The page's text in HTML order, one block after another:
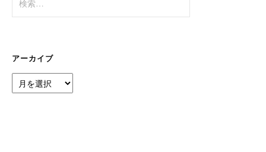
索:
アーカイブ
ー